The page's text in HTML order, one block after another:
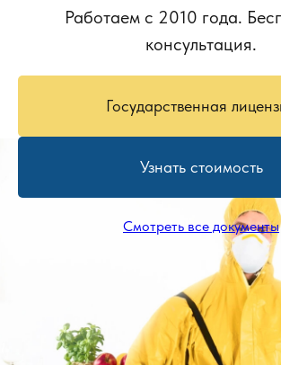
Работаем с 2010 года.
консультация.
Государственная
Узнать стоимость
Смотреть все документы